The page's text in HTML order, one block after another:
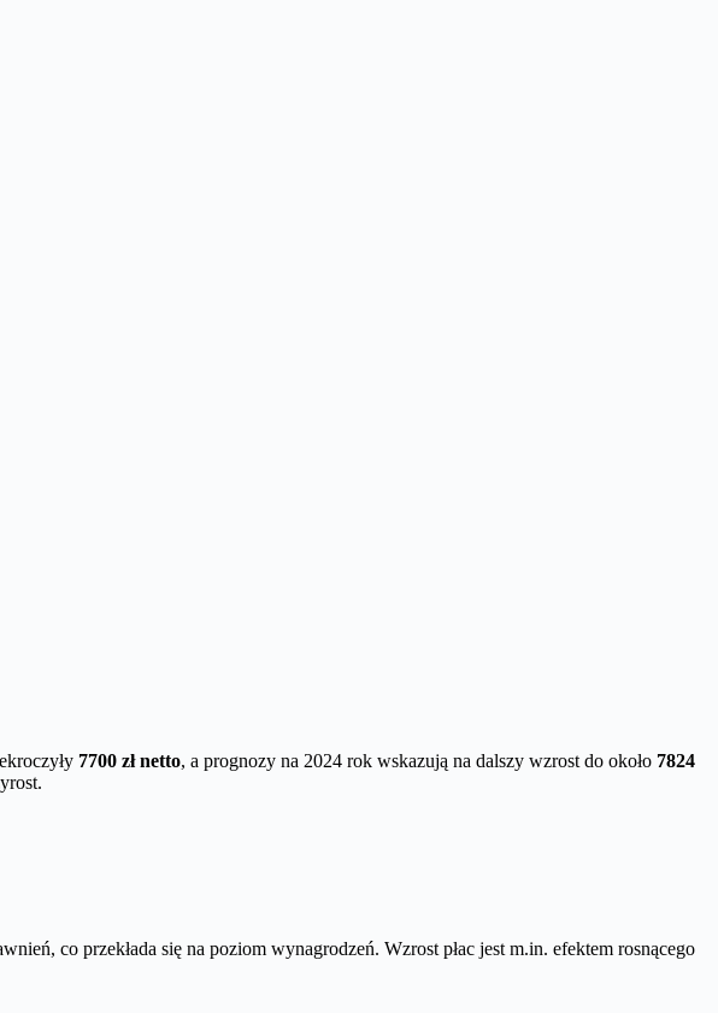
7700 zł netto, a prognozy na 2024 rok wskazują na dalszy wzrost do około 7824
co przekłada się na poziom wynagrodzeń. Wzrost płac jest m.in. efektem rosnącego